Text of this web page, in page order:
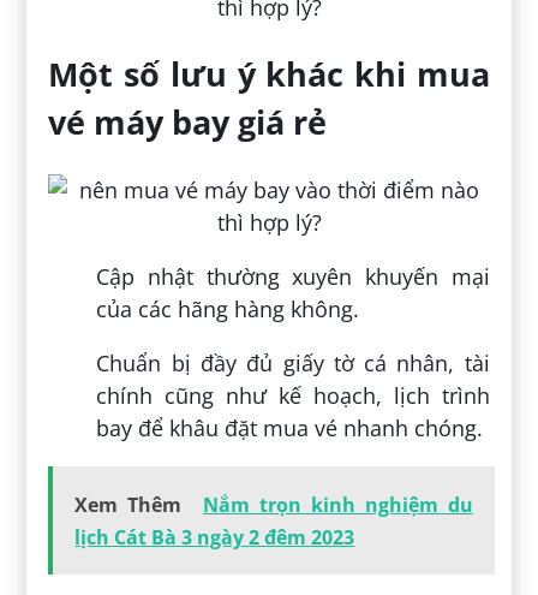
Một số lưu ý khác khi mua
vé máy bay giá rẻ
Cập nhật thường xuyên khuyến mại
của các hãng hàng không.
Chuẩn bị đầy đủ giấy tờ cá nhân, tài
chính cũng như kế hoạch, lịch trình
bay để khâu đặt mua vé nhanh chóng.
Xem Thêm
Nắm trọn kinh nghiệm du
lịch Cát Bà 3 ngày 2 đêm 2023